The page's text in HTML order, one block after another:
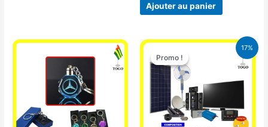
Ajouter au panier
17%
Promo !
Promo !
Le
initial
était :
430.000 CFA.
Le
prix
actuel
355.000